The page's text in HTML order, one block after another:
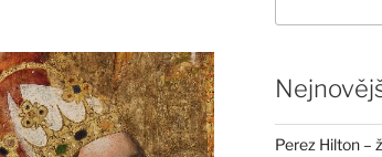
Perez Hilton –